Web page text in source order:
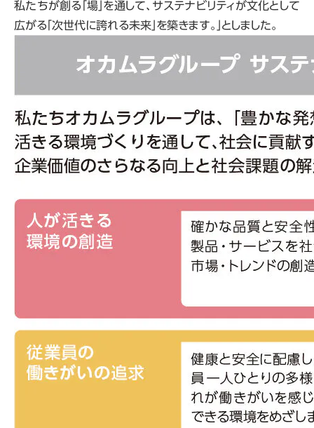
私たちが創る「場」を通して、サステナビリティが文化として
広がる「次世代に誇れる未来」を築きます。」としました。